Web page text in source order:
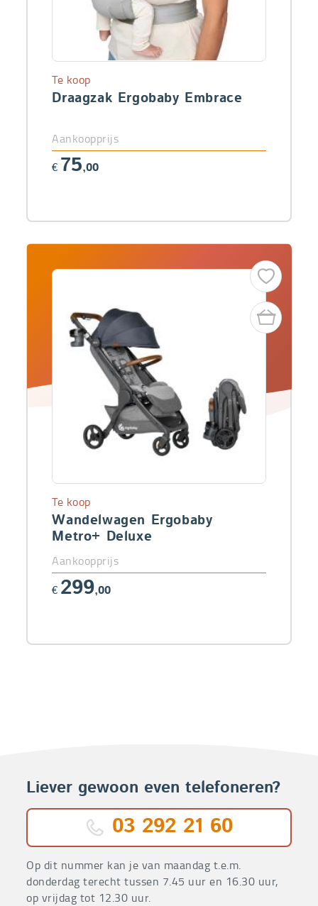
Draagzak Ergobaby Embrace
Te koop
Aankoopprijs
€ 75,00
Wandelwagen Ergobaby
Metro+ Deluxe
Te koop
Aankoopprijs
€ 299,00
Liever gewoon even telefoneren?
03 292 21 60
Op dit nummer kan je van maandag t.e.m.
donderdag terecht tussen 7.45 uur en 16.30 uur,
op vrijdag tot 12.30 uur.